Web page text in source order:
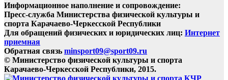
Информационное наполнение и сопровождение:
Пресс-служба Министерства физической культуры и
спорта Карачаево-Черкесской Республики
Для обращений физических и юридических лиц: Интернет
приемная
Обратная связь minsport09@sport09.ru
© Министерство физической культуры и спорта
Карачаево-Черкесской Республики, 2015.